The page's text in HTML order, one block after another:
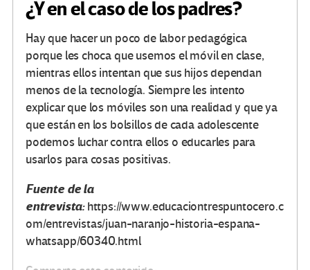
¿Y en el caso de los padres?
Hay que hacer un poco de labor pedagógica
porque les choca que usemos el móvil en clase,
mientras ellos intentan que sus hijos dependan
menos de la tecnología. Siempre les intento
explicar que los móviles son una realidad y que ya
que están en los bolsillos de cada adolescente
podemos luchar contra ellos o educarles para
usarlos para cosas positivas.
Fuente de la
entrevista:https://www.educaciontrespuntocero.c
om/entrevistas/juan-naranjo-historia-espana-
whatsapp/60340.html